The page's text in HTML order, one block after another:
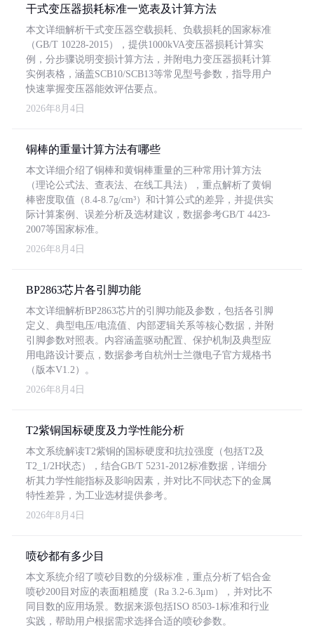
干式变压器损耗标准一览表及计算方法
本文详细解析干式变压器空载损耗、负载损耗的国家标准
（GB/T 10228-2015），提供1000kVA变压器损耗计算实
例，分步骤说明变损计算方法，并附电力变压器损耗计算
实例表格，涵盖SCB10/SCB13等常见型号参数，指导用户
快速掌握变压器能效评估要点。
2026年8月4日
铜棒的重量计算方法有哪些
本文详细介绍了铜棒和黄铜棒重量的三种常用计算方法
（理论公式法、查表法、在线工具法），重点解析了黄铜
棒密度取值（8.4-8.7g/cm³）和计算公式的差异，并提供实
际计算案例、误差分析及选材建议，数据参考GB/T 4423-
2007等国家标准。
2026年8月4日
BP2863芯片各引脚功能
本文详细解析BP2863芯片的引脚功能及参数，包括各引脚
定义、典型电压/电流值、内部逻辑关系等核心数据，并附
引脚参数对照表。内容涵盖驱动配置、保护机制及典型应
用电路设计要点，数据参考自杭州士兰微电子官方规格书
（版本V1.2）。
2026年8月4日
T2紫铜国标硬度及力学性能分析
本文系统解读T2紫铜的国标硬度和抗拉强度（包括T2及
T2_1/2H状态），结合GB/T 5231-2012标准数据，详细分
析其力学性能指标及影响因素，并对比不同状态下的金属
特性差异，为工业选材提供参考。
2026年8月4日
喷砂都有多少目
本文系统介绍了喷砂目数的分级标准，重点分析了铝合金
喷砂200目对应的表面粗糙度（Ra 3.2-6.3μm），并对比不
同目数的应用场景。数据来源包括ISO 8503-1标准和行业
实践，帮助用户根据需求选择合适的喷砂参数。